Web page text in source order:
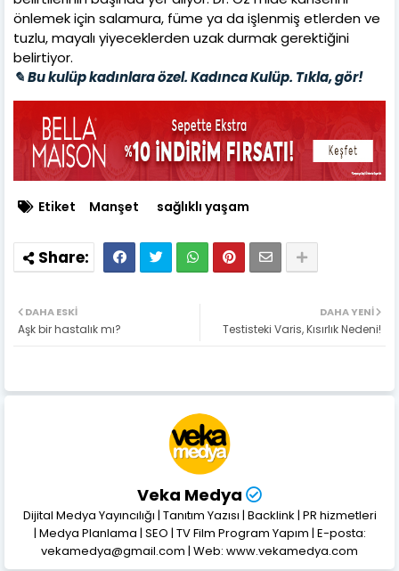
önlemek için salamura, füme ya da işlenmiş etlerden ve
tuzlu, mayalı yiyeceklerden uzak durmak gerektiğini
belirtiyor.
✎ Bu kulüp kadınlara özel. Kadınca Kulüp. Tıkla, gör!
Etiket Manşet sağlıklı yaşam
DAHA YENI
Testisteki Varis, Kısırlık Nedeni!
DAHA ESKI
Aşk bir hastalık mı?
Veka Medya
Dijital Medya Yayıncılığı | Tanıtım Yazısı | Backlink | PR hizmetleri
| Medya Planlama | SEO | TV Film Program Yapım | E-posta:
vekamedya@gmail.com | Web: www.vekamedya.com